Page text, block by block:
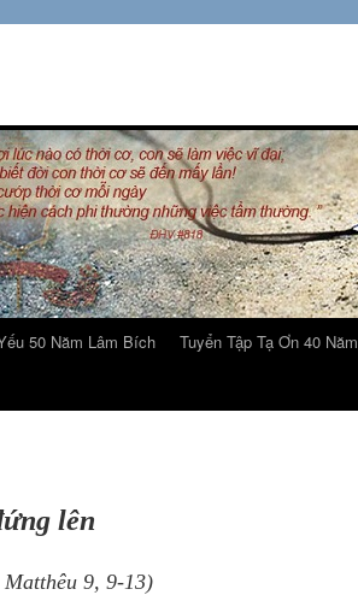
50 Năm Lâm Bích Tuyển Tập Tạ Ơn 40 Năm
lên
9, 9-13)